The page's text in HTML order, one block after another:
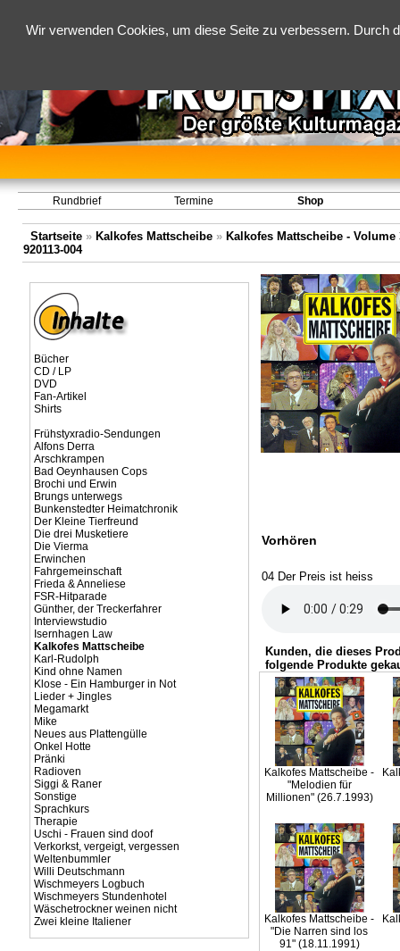
Wir verwenden Cookies, um diese Seite zu verbessern.
Rundbrief Termine Shop
Startseite» Kalkofes Mattscheibe» Kalkofes Mattscheibe - Volume
920113-004
Bücher
CD / LP
DVD
Fan-Artikel
Shirts
Frühstyxradio-Sendungen
Alfons Derra
Arschkrampen
Bad Oeynhausen Cops
Brochi und Erwin
Brungs unterwegs
Bunkenstedter Heimatchronik
Der Kleine Tierfreund
Die drei Musketiere
Die Vierma
Erwinchen
Fahrgemeinschaft
Frieda & Anneliese
FSR-Hitparade
Günther, der Treckerfahrer
Interviewstudio
Isernhagen Law
Kalkofes Mattscheibe
Karl-Rudolph
Kind ohne Namen
Klose - Ein Hamburger in Not
Lieder + Jingles
Megamarkt
Mike
Neues aus Plattengülle
Onkel Hotte
Pränki
Radioven
Siggi & Raner
Sonstige
Sprachkurs
Therapie
Uschi - Frauen sind doof
Verkorkst, vergeigt, vergessen
Weltenbummler
Willi Deutschmann
Wischmeyers Logbuch
Wischmeyers Stundenhotel
Wäschetrockner weinen nicht
Zwei kleine Italiener
Vorhören
04 Der Preis ist heiss
Kunden, die dieses
folgende Produkte
Kalkofes Mattscheibe -
"Melodien für
Millionen" (26.7.1993)
Kalkofes Mattscheibe -
"Die Narren sind los
91" (18.11.1991)